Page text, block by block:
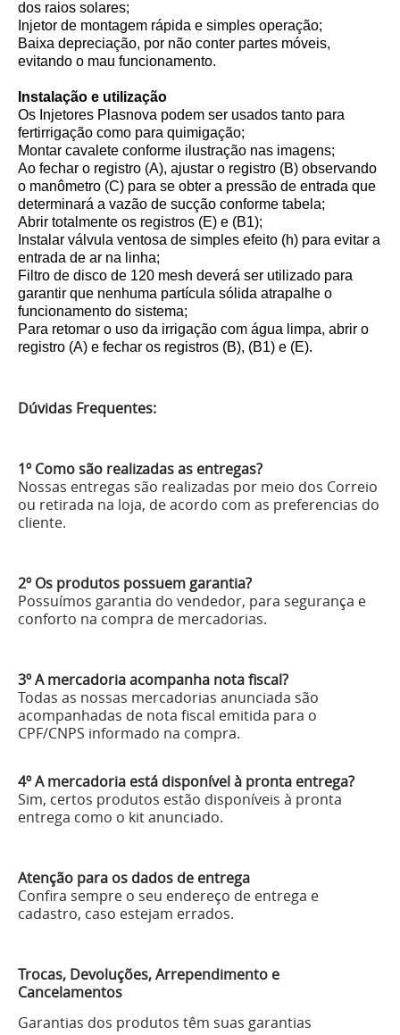
dos raios solares;
Injetor de montagem rápida e simples operação;
Baixa depreciação, por não conter partes móveis,
evitando o mau funcionamento.
Instalação e utilização
Os Injetores Plasnova podem ser usados tanto para
fertirrigação como para quimigação;
Montar cavalete conforme ilustração nas imagens;
Ao fechar o registro (A), ajustar o registro (B) observando
o manômetro (C) para se obter a pressão de entrada que
determinará a vazão de sucção conforme tabela;
Abrir totalmente os registros (E) e (B1);
Instalar válvula ventosa de simples efeito (h) para evitar a
entrada de ar na linha;
Filtro de disco de 120 mesh deverá ser utilizado para
garantir que nenhuma partícula sólida atrapalhe o
funcionamento do sistema;
Para retomar o uso da irrigação com água limpa, abrir o
registro (A) e fechar os registros (B), (B1) e (E).
Dúvidas Frequentes:
1º Como são realizadas as entregas?
Nossas entregas são realizadas por meio dos Correio
ou retirada na loja, de acordo com as preferencias do
cliente.
2º Os produtos possuem garantia?
Possuímos garantia do vendedor, para segurança e
conforto na compra de mercadorias.
3º A mercadoria acompanha nota fiscal?
Todas as nossas mercadorias anunciada são
acompanhadas de nota fiscal emitida para o
CPF/CNPS informado na compra.
4º A mercadoria está disponível à pronta entrega?
Sim, certos produtos estão disponíveis à pronta
entrega como o kit anunciado.
Atenção para os dados de entrega
Confira sempre o seu endereço de entrega e
cadastro, caso estejam errados.
Trocas, Devoluções, Arrependimento e
Cancelamentos
Garantias dos produtos têm suas garantias